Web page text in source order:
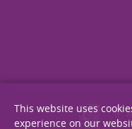
This website uses
experience on our